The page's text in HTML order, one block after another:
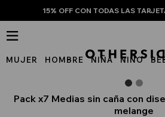
15% OFF CON TODAS LAS
MUJER HOMBRE NIÑA NIÑO

Pack x7 Medias sin caña con
melange